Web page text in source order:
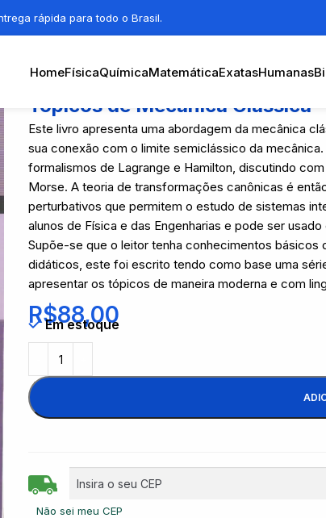
rápida para todo o Brasil.
HomeFísicaQuímicaMatemáticaExatasHumanas
Tópicos de Mecânica Clássica
Este livro apresenta uma abordagem da mecânica
sua conexão com o limite semiclássico da
formalismos de Lagrange e Hamilton, discutindo
Morse. A teoria de transformações canônicas é
perturbativos que permitem o estudo de sistemas
alunos de Física e das Engenharias e pode ser
Supõe-se que o leitor tenha conhecimentos básicos
didáticos, este foi escrito tendo como base uma
apresentar os tópicos de maneira moderna e com
R$88,00
Em estoque
Não sei meu CEP